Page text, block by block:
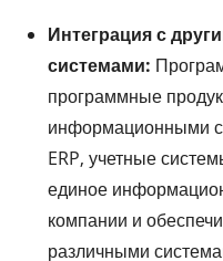
Интеграция с
системами:
программные
информационными
ERP, учетные
единое
компании и
различными